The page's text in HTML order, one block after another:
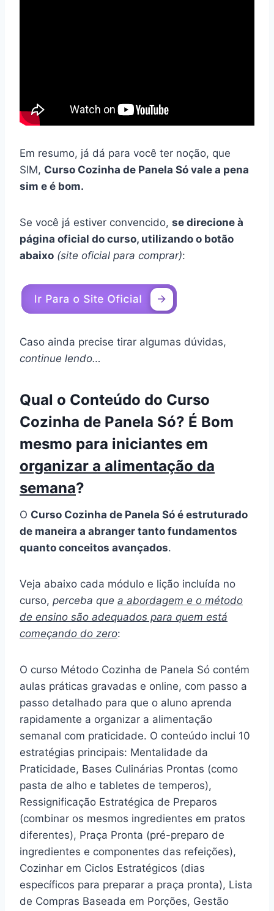
Em resumo, já dá para você ter noção, que
SIM, Curso Cozinha de Panela Só vale a pena
sim e é bom.
Se você já estiver convencido, se direcione à
página oficial do curso, utilizando o botão
abaixo (site oficial para comprar):
Caso ainda precise tirar algumas dúvidas,
continue lendo…
Qual o Conteúdo do Curso
Cozinha de Panela Só? É Bom
mesmo para iniciantes em
organizar a alimentação da
semana?
O Curso Cozinha de Panela Só é estruturado
de maneira a abranger tanto fundamentos
quanto conceitos avançados.
Veja abaixo cada módulo e lição incluída no
curso, perceba que a abordagem e o método
de ensino são adequados para quem está
começando do zero:
O curso Método Cozinha de Panela Só contém
aulas práticas gravadas e online, com passo a
passo detalhado para que o aluno aprenda
rapidamente a organizar a alimentação
semanal com praticidade. O conteúdo inclui 10
estratégias principais: Mentalidade da
Praticidade, Bases Culinárias Prontas (como
pasta de alho e tabletes de temperos),
Ressignificação Estratégica de Preparos
(combinar os mesmos ingredientes em pratos
diferentes), Praça Pronta (pré-preparo de
ingredientes e componentes das refeições),
Cozinhar em Ciclos Estratégicos (dias
específicos para preparar a praça pronta), Lista
de Compras Baseada em Porções, Gestão